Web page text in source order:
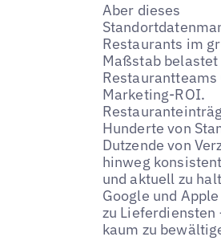
Aber dieses
Restaurants im
Maßstab belastet
Restaurantteams
Marketing-ROI.
Hunderte von
Dutzende von
hinweg
und aktuell zu
Google und
zu
kaum zu